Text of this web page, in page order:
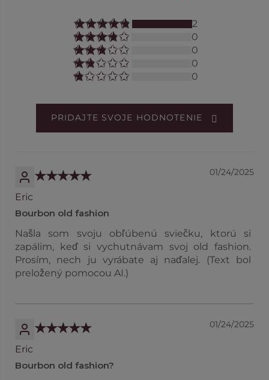
2
0
0
0
0
PRIDAJTE SVOJE HODNOTENIE
01/24/2025
Eric
Bourbon old fashion
Našla som svoju obľúbenú sviečku, ktorú si
zapálim, keď si vychutnávam svoj old fashion.
Prosím, nech ju vyrábate aj naďalej. (Text bol
preložený pomocou AI.)
01/24/2025
Eric
Bourbon old fashion?